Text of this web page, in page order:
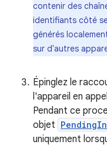
contenir des
identifiants côté
générés
sur d'autres
Épinglez le
l'appareil en
Pendant ce
objet
uniquement